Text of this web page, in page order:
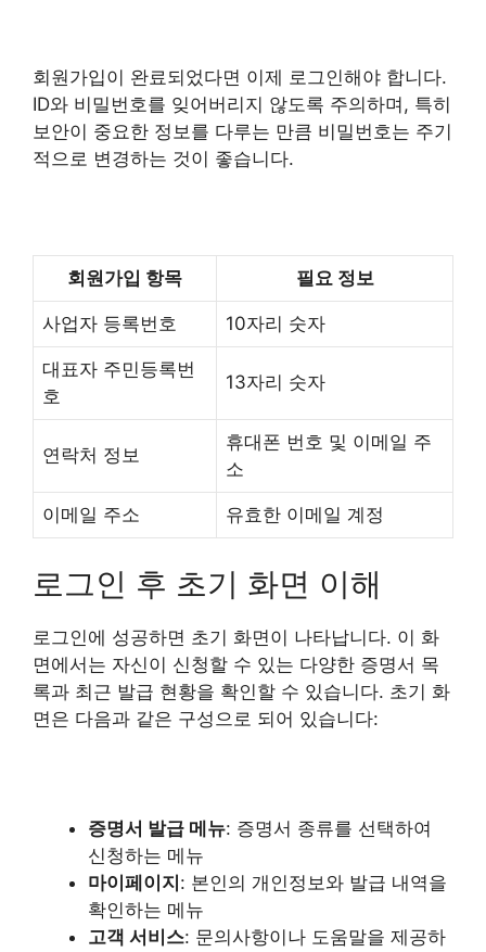
회원가입이 완료되었다면 이제 로그인해야 합니다.
ID와 비밀번호를 잊어버리지 않도록 주의하며, 특히
보안이 중요한 정보를 다루는 만큼 비밀번호는 주기
적으로 변경하는 것이 좋습니다.
회원가입 항목 필요 정보
사업자 등록번호 10자리 숫자
대표자 주민등록번
호
13자리 숫자
연락처 정보
휴대폰 번호 및 이메일 주
소
이메일 주소 유효한 이메일 계정
로그인 후 초기 화면 이해
로그인에 성공하면 초기 화면이 나타납니다. 이 화
면에서는 자신이 신청할 수 있는 다양한 증명서 목
록과 최근 발급 현황을 확인할 수 있습니다. 초기 화
면은 다음과 같은 구성으로 되어 있습니다:
증명서 발급 메뉴: 증명서 종류를 선택하여
신청하는 메뉴
마이페이지 : 본인의 개인정보와 발급 내역을
확인하는 메뉴
고객 서비스: 문의사항이나 도움말을 제공하